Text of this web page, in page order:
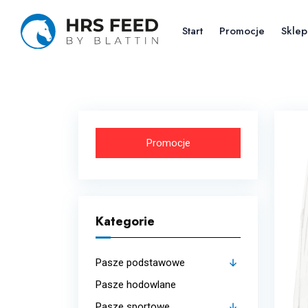
content
Start Promocje Sklep
Promocje
Kategorie
Pasze podstawowe
Budowa mięśni
Pasze hodowlane